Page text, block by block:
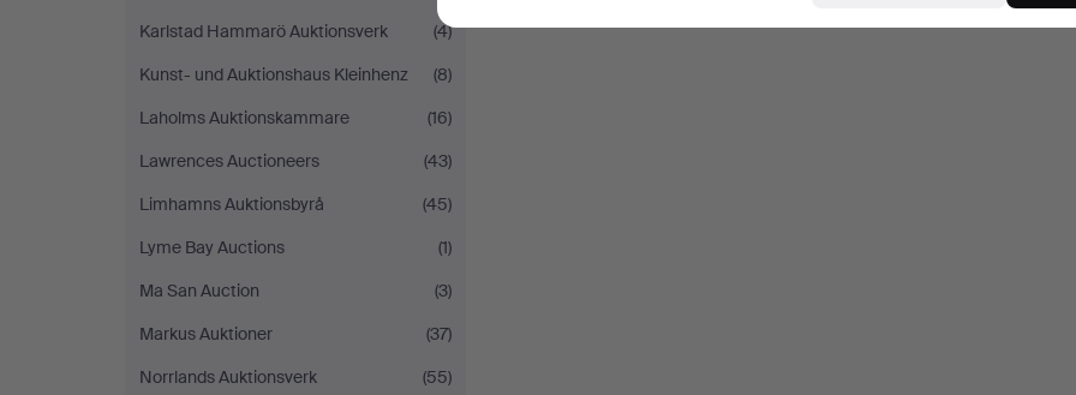
Karlstad Hammarö Auktionsverk
(4)
Kunst- und Auktionshaus Kleinhenz
(8)
Laholms Auktionskammare
(16)
Lawrences Auctioneers
(43)
Limhamns Auktionsbyrå
(45)
Lyme Bay Auctions
(1)
Ma San Auction
(3)
Markus Auktioner
(37)
Norrlands Auktionsverk
(55)